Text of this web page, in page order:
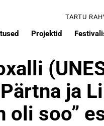
TARTU
Projektid
ja
oli soo”